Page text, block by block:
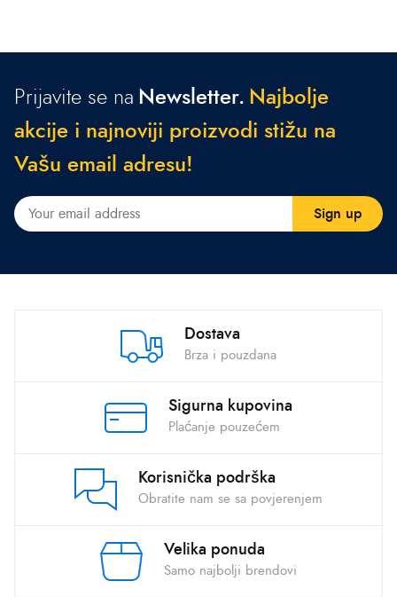
Prijavite se na Newsletter. Naj bo je
a kcije i najnoviji proizvod i stižu na
Vašu emai ad resu!
Dostava
Brza i pouzdana
Sigurna kupovina
Plaćanje pouzećem
Korisnička podrška
Obratite nam se sa povjerenjem
Velika ponuda
Samo najbolji brendovi